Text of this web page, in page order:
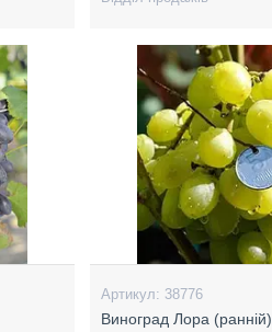
38776
Виноград Лора (ранній)